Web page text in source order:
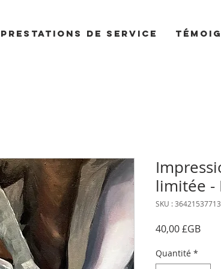
Prestations de service
limitée -
SKU :
40,00 £GBPrix
Quantité *